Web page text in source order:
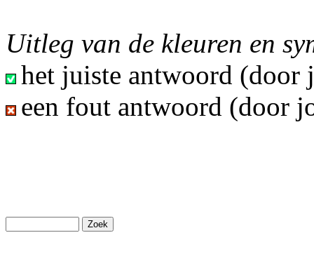
Uitleg van de kleuren en
het juiste antwoord (door
een fout antwoord (door